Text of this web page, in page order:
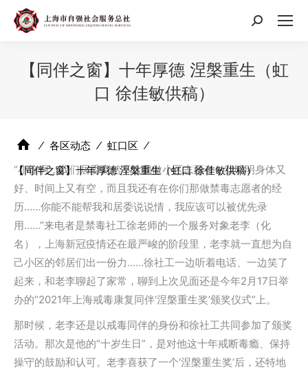
搜
【同伴之窗】十年厚德 涅槃重生（虹
口 徐佳敏供稿）
⁄ 各区动态 ⁄ 虹口区 ⁄
【同伴之窗】十年厚德 涅槃重生（虹口 徐佳敏供稿）
“小徐啊，我们居委竟然不让我做小区志愿者！我明明身体又
好、时间上又有空，而且我还有在你们那做禁毒志愿者的经
历……你能不能帮我和居委说说情，我应该可以被优先录
用……”来电者是禁毒社工徐老师的一个服务对象老李（化
名），上海新冠疫情还在最严峻的阶段里，老李就一直想为自
己小区的邻居们出一份力……徐社工一边听着电话、一边笑了
起来，和老李聊起了家常，聊到上次见面还是今年2月17日举
办的“2021年上海戒毒康复同伴‘涅槃重生奖’颁奖仪式”上。
那时候，老李还是以戒毒同伴的身份和徐社工共同参加了颁奖
活动。那次是他的“十岁生日”，是对他这十年戒断毒瘾、保持
操守的鼓励和认可。老李喜获了一个‘涅槃重生奖’后，还特地